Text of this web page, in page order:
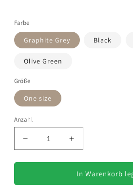
Farbe
Graphite Grey Black
Olive Green
Größe
One size
Anzahl
Verringere
die
Menge
Fellnasenliebe
Erhöhe
die
Menge
für
Fellnasenliebe
In Warenkorb